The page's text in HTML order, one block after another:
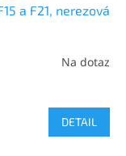
a F21, nerezová
Na dotaz
DETAIL